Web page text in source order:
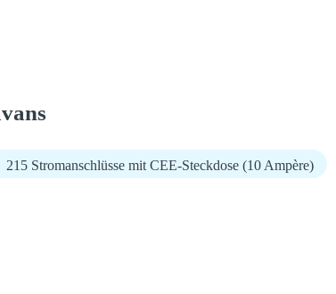
215 Stromanschlüsse mit CEE-Steckdose (10 Ampère)